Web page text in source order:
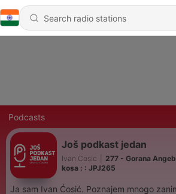
Podcasts
Još podkast jedan
Ivan Cosic
277 - Gorana
kosa : : JPJ265
Ja sam Ivan Ćosić. Poznajem mnogo